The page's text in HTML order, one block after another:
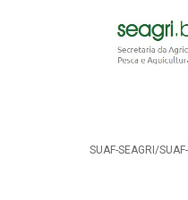
SUAF-SEAGRI/